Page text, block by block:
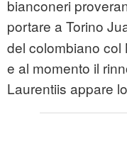
bianconeri
portare a Torino
del colombiano
e al momento il
Laurentiis appare